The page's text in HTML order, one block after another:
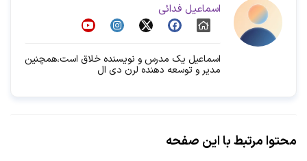
اسماعیل فدائی
اسماعیل یک مدرس و نویسنده خلاق است،همچنین
مدیر و توسعه دهنده لرن دی ال
محتوا مرتبط با این صفحه